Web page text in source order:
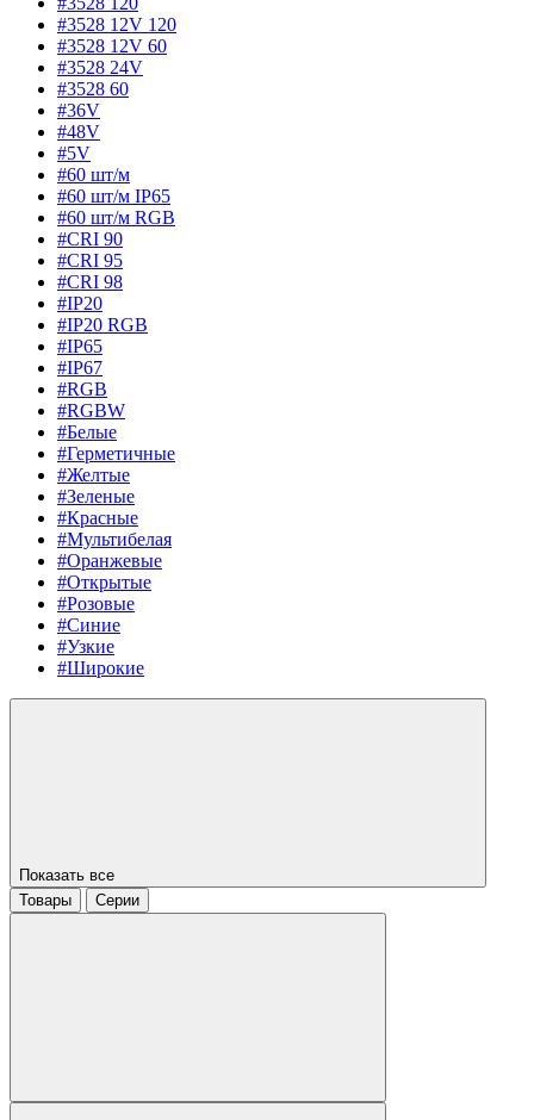
#3528 12V 120
#3528 12V 60
#3528 24V
#3528 60
#36V
#48V
#5V
#60 шт/м
#60 шт/м IP65
#60 шт/м RGB
#CRI 90
#CRI 95
#CRI 98
#IP20
#IP20 RGB
#IP65
#IP67
#RGB
#RGBW
#Белые
#Герметичные
#Желтые
#Зеленые
#Красные
#Мультибелая
#Оранжевые
#Открытые
#Розовые
#Синие
#Узкие
#Широкие
Показать все
Товары
Серии